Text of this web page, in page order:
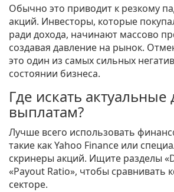
Обычно это приводит к резкому
акций. Инвесторы, которые
ради дохода, начинают массово
создавая давление на рынок.
это один из самых сильных
состоянии бизнеса.
Где искать
выплатам?
Лучше всего использовать
такие как Yahoo Finance или
скринеры акций. Ищите разделы
«Payout Ratio», чтобы сравнивать
секторе.